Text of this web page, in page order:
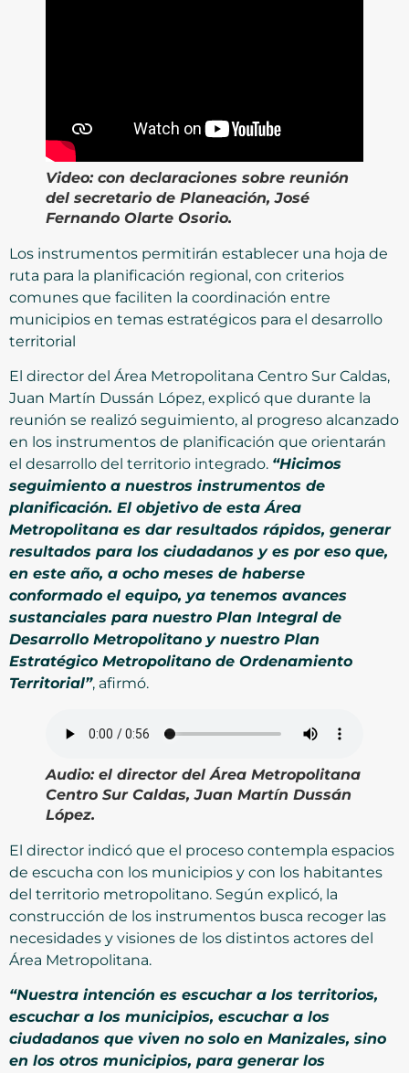
Video: con declaraciones sobre reunión
del secretario de Planeación, José
Fernando Olarte Osorio.
Los instrumentos permitirán establecer una hoja de
ruta para la planificación regional, con criterios
comunes que faciliten la coordinación entre
municipios en temas estratégicos para el desarrollo
territorial
El director del Área Metropolitana Centro Sur Caldas,
Juan Martín Dussán López, explicó que durante la
reunión se realizó seguimiento, al progreso alcanzado
en los instrumentos de planificación que orientarán
el desarrollo del territorio integrado. “Hicimos
seguimiento a nuestros instrumentos de
planificación. El objetivo de esta Área
Metropolitana es dar resultados rápidos, generar
resultados para los ciudadanos y es por eso que,
en este año, a ocho meses de haberse
conformado el equipo, ya tenemos avances
sustanciales para nuestro Plan Integral de
Desarrollo Metropolitano y nuestro Plan
Estratégico Metropolitano de Ordenamiento
Territorial”, afirmó.
Audio: el director del Área Metropolitana
Centro Sur Caldas, Juan Martín Dussán
López.
El director indicó que el proceso contempla espacios
de escucha con los municipios y con los habitantes
del territorio metropolitano. Según explicó, la
construcción de los instrumentos busca recoger las
necesidades y visiones de los distintos actores del
Área Metropolitana.
“Nuestra intención es escuchar a los territorios,
escuchar a los municipios, escuchar a los
ciudadanos que viven no solo en Manizales, sino
en los otros municipios, para generar los